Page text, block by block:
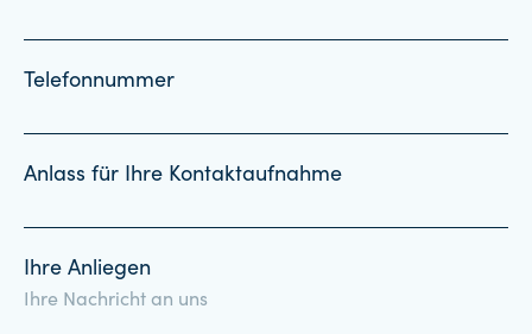
Telefonnummer
Anlass für Ihre Kontaktaufnahme
Ihre Anliegen